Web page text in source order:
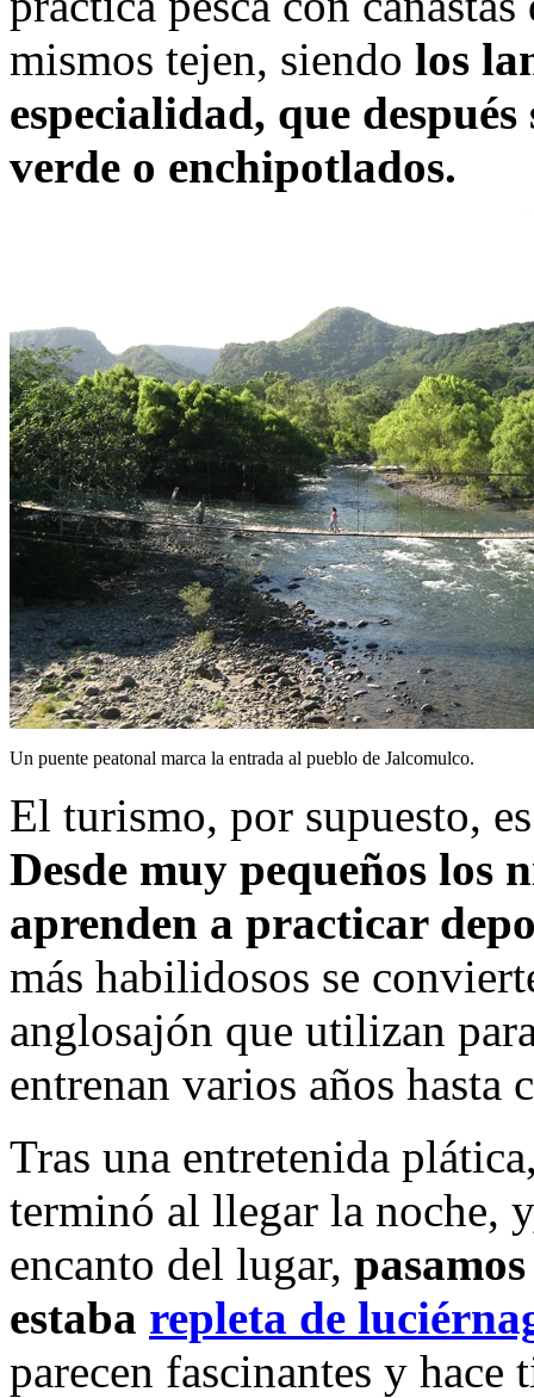
mismos tejen, siendo los
especialidad, que
verde o enchipotlados.
Un puente peatonal marca la entrada al pueblo de Jalcomulco.
El turismo, por supuesto,
Desde muy pequeños los
aprenden a practicar
más habilidosos se
anglosajón que utilizan
entrenan varios años hasta
Tras una entretenida
terminó al llegar la noche,
encanto del lugar,
estaba repleta de
parecen fascinantes y hace